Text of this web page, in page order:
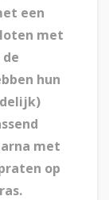
een
met
hun
met
op